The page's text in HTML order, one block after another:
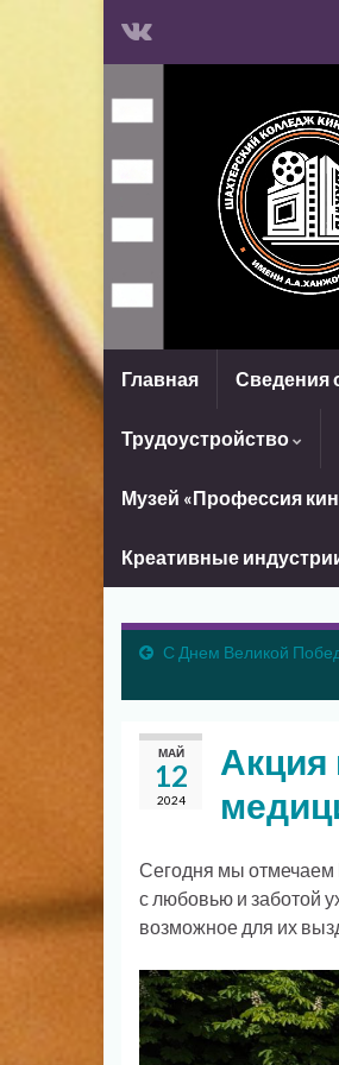
Главная Сведения
Трудоустройство
Музей «Профессия
Креативные
С Днем Великой
МАЙ
12
2024
Сегодня мы отмечаем
с любовью и заботой
возможное для их